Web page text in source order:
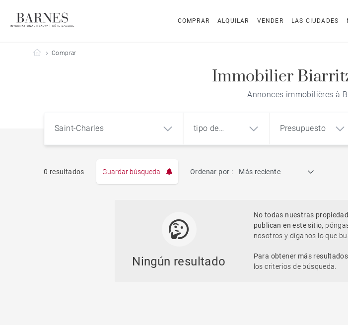
COMPRAR ALQUILAR VENDER LAS CIUDADES
Barnes Côte Basque
Comprar
Immobilier
Annonces immobilières à
Saint-Charles
tipo de
Casa Terreno
Castillo Obra nueva Oficinas
Presupuesto
0 resultados Guardar búsqueda Ordenar por : Más reciente
Ningún resultado
No todas nuestras
publican en este sitio,
nosotros y díganos lo que
Para obtener más
los criterios de búsqueda.